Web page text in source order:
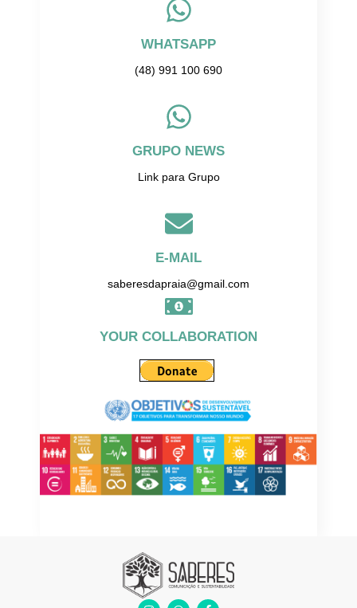
WHATSAPP
(48) 991 100 690
GRUPO NEWS
Link para Grupo
E-MAIL
saberesdapraia@gmail.com
YOUR COLLABORATION